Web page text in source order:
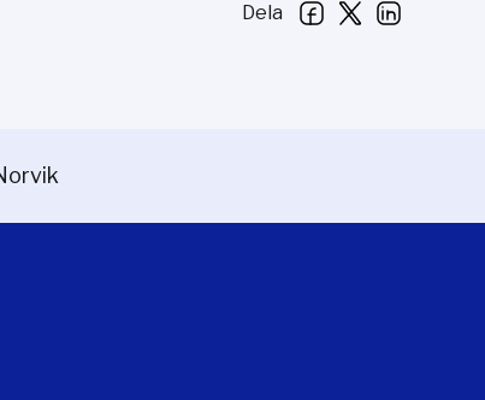
Dela